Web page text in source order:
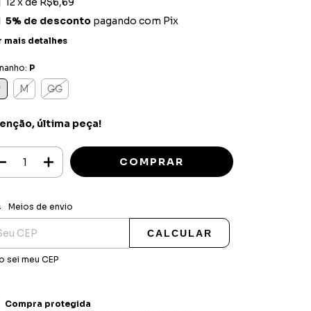
5% de descontopagando com Pix
mais detalhes
P
M GG
última peça!
para o CEP:
Meios de envio
CALCULAR
sei meu CEP
Compra protegida